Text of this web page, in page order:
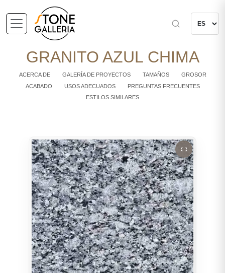
GRANITO AZUL CHIMA
ACERCA DE GALERÍA DE PROYECTOS TAMAÑOS
GROSOR
ACABADO
USOS ADECUADOS
PREGUNTAS FRECUENTES
ESTILOS SIMILARES